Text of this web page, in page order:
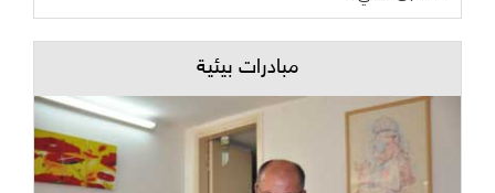
مبادرات بيئية